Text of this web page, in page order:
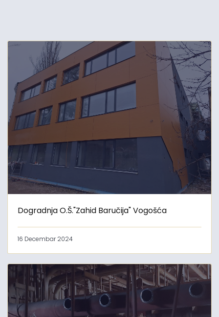
Dogradnja O.Š."Zahid Baručija" Vogošća
16 Decembar 2024